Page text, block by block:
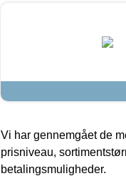
Vi har gennemgået de
prisniveau,
betalingsmuligheder.